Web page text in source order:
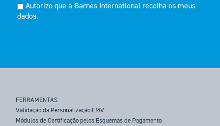
Autorizo que a Barnes International recolha os meus
dados.
FERRAMENTAS
Validação da Personalização EMV
Módulos de Certificação pelos Esquemas de Pagamento